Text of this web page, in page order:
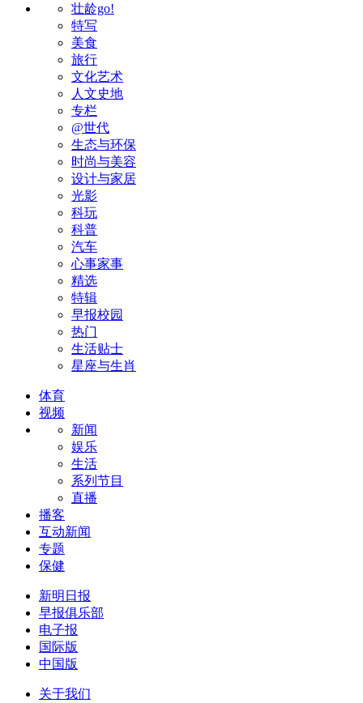
壮龄go!
特写
美食
旅行
文化艺术
人文史地
专栏
@世代
生态与环保
时尚与美容
设计与家居
光影
科玩
科普
汽车
心事家事
精选
特辑
早报校园
热门
生活贴士
星座与生肖
体育
视频
新闻
娱乐
生活
系列节目
直播
播客
互动新闻
专题
保健
新明日报
早报俱乐部
电子报
国际版
中国版
关于我们